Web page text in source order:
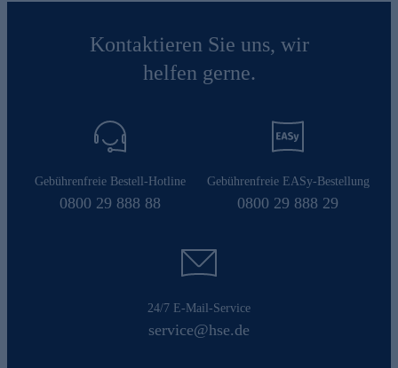
Kontaktieren Sie uns, wir
helfen gerne.
Gebührenfreie Bestell-Hotline
0800 29 888 88
Gebührenfreie EASy-Bestellung
0800 29 888 29
24/7 E-Mail-Service
service@hse.de